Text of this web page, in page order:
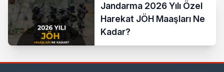
Jandarma 2026 Yılı Özel
Harekat JÖH Maaşları Ne
Kadar?